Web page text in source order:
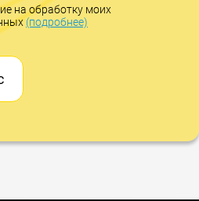
на обработку моих
(подробнее)